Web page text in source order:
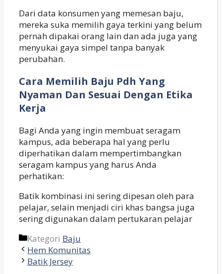
Dari data konsumen yang memesan baju,
mereka suka memilih gaya terkini yang belum
pernah dipakai orang lain dan ada juga yang
menyukai gaya simpel tanpa banyak
perubahan.
Cara Memilih Baju Pdh Yang
Nyaman Dan Sesuai Dengan Etika
Kerja
Bagi Anda yang ingin membuat seragam
kampus, ada beberapa hal yang perlu
diperhatikan dalam mempertimbangkan
seragam kampus yang harus Anda
perhatikan:
Batik kombinasi ini sering dipesan oleh para
pelajar, selain menjadi ciri khas bangsa juga
sering digunakan dalam pertukaran pelajar
Kategori Baju
Hem Komunitas
Batik Jersey